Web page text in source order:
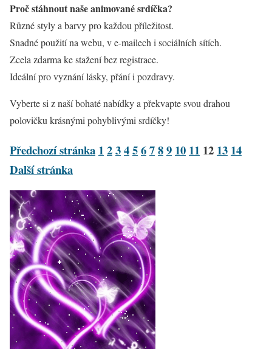
Proč stáhnout naše animované srdíčka?
Různé styly a barvy pro každou příležitost.
Snadné použití na webu, v e-mailech i sociálních sítích.
Zcela zdarma ke stažení bez registrace.
Ideální pro vyznání lásky, přání i pozdravy.
Vyberte si z naší bohaté nabídky a překvapte svou drahou
polovičku krásnými pohyblivými srdíčky!
Předchozí stránka 123456789 10 11 12 13 14
Další stránka